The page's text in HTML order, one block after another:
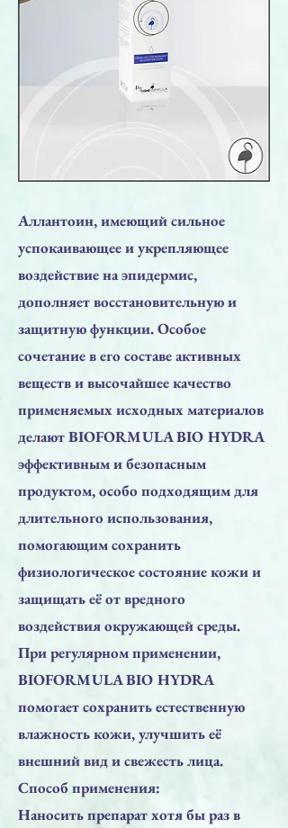
Аллантоин, имеющий сильное
успокаивающее и укрепляющее
воздействие на эпидермис,
дополняет восстановительную и
защитную функции. Особое
сочетание в его составе активных
веществ и высочайшее качество
применяемых исходных материалов
делают BIOFORMULA BIO HYDRA
эффективным и безопасным
продуктом, особо подходящим для
длительного использования,
помогающим сохранить
физиологическое состояние кожи и
защищать её от вредного
воздействия окружающей среды.
При регулярном применении,
BIOFORMULA BIO HYDRA
помогает сохранить естественную
влажность кожи, улучшить её
внешний вид и свежесть лица.
Способ применения:
Наносить препарат хотя бы раз в